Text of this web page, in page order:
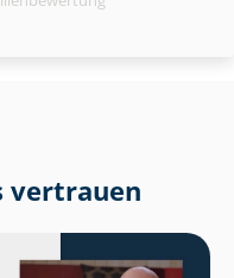
vertrauen